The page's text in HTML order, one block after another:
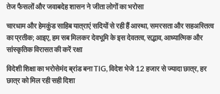
तेज फैसलों और जवाबदेह शासन ने जीता लोगों का भरोसा
चारधाम और हेमकुंड साहिब यात्राएं सदियों से रही हैं आस्था, समरसता और सहअस्तित्व
का प्रतीक; आइए, हम सब मिलकर देवभूमि के इस देवतत्व, सद्भाव, आध्यात्मिक और
सांस्कृतिक विरासत की करें रक्षा
विदेशी शिक्षा का भरोसेमंद ब्रांड बना TIG, विदेश भेजे 12 हजार से ज्यादा छात्र, हर
छात्र को मिल रही सही दिशा